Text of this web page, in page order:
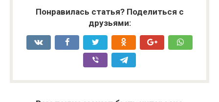
Понравилась статья? Поделиться с
друзьями: